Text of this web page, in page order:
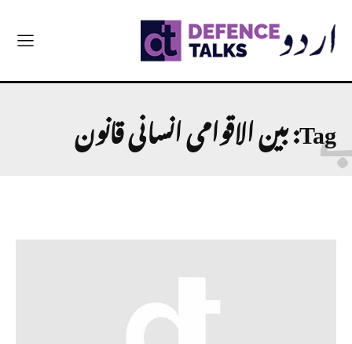
Tag:بین الاقوامی انسانی قانون